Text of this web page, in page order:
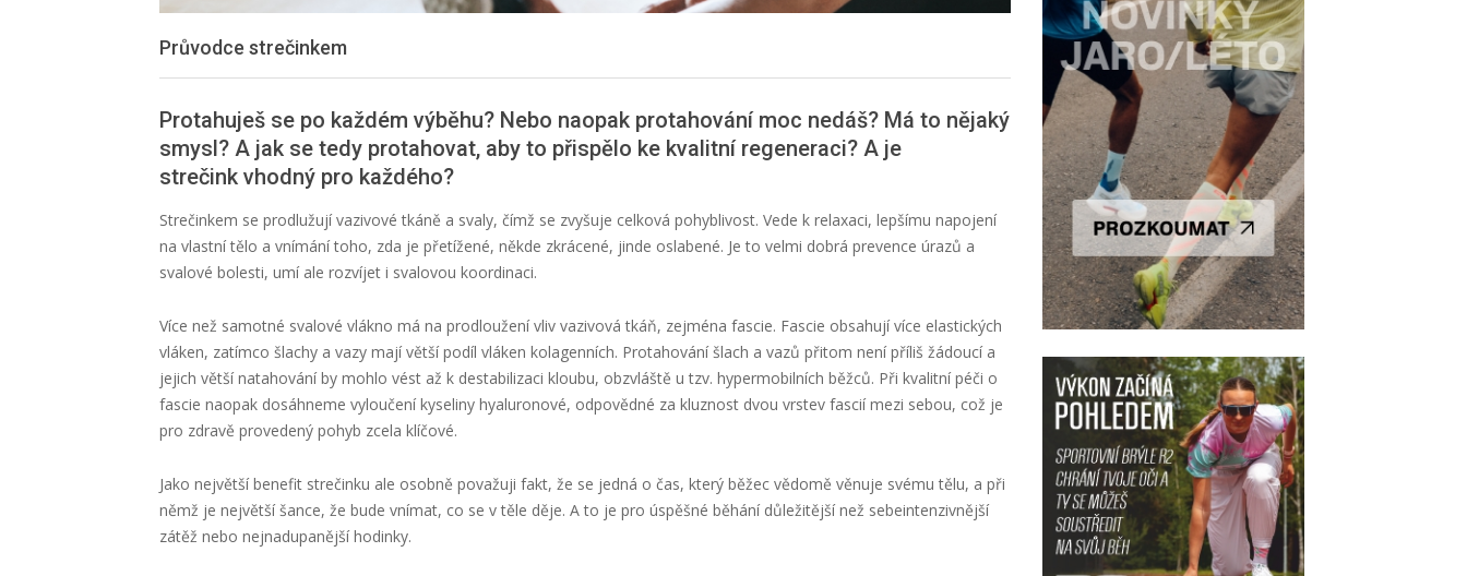
Průvodce strečinkem
Protahuješ se po každém výběhu? Nebo naopak protahování moc nedáš? Má to nějaký
smysl? A jak se tedy protahovat, aby to přispělo ke kvalitní regeneraci? A je
strečink vhodný pro každého?
Strečinkem se prodlužují vazivové tkáně a svaly, čímž se zvyšuje celková pohyblivost. Vede k relaxaci, lepšímu napojení
na vlastní tělo a vnímání toho, zda je přetížené, někde zkrácené, jinde oslabené. Je to velmi dobrá prevence úrazů a
svalové bolesti, umí ale rozvíjet i svalovou koordinaci.
Více než samotné svalové vlákno má na prodloužení vliv vazivová tkáň, zejména fascie. Fascie obsahují více elastických
vláken, zatímco šlachy a vazy mají větší podíl vláken kolagenních. Protahování šlach a vazů přitom není příliš žádoucí a
jejich větší natahování by mohlo vést až k destabilizaci kloubu, obzvláště u tzv. hypermobilních běžců. Při kvalitní péči o
fascie naopak dosáhneme vyloučení kyseliny hyaluronové, odpovědné za kluznost dvou vrstev fascií mezi sebou, což je
pro zdravě provedený pohyb zcela klíčové.
Jako největší benefit strečinku ale osobně považuji fakt, že se jedná o čas, který běžec vědomě věnuje svému tělu, a při
němž je největší šance, že bude vnímat, co se v těle děje. A to je pro úspěšné běhání důležitější než sebeintenzivnější
zátěž nebo nejnadupanější hodinky.